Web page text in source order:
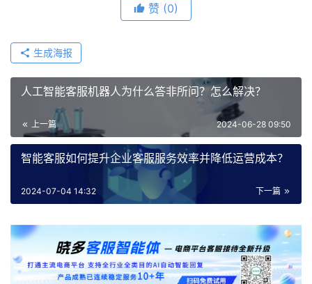
赞 (0)
生成海报
人工智能客服机器人为什么答非所问？怎么解决？
上一篇 2024-06-28 09:50
智能客服如何提升企业客服服务效率并降低运营成本？
下一篇
2024-07-04 14:32